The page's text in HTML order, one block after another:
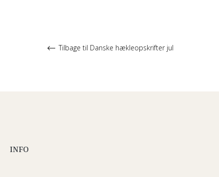
Tilbage til Danske hækleopskrifter jul
INFO